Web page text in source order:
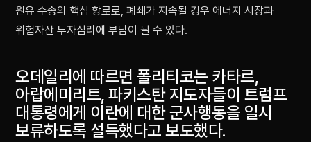
원유 수송의 핵심 항로로, 폐쇄가 지속될 경우 에너지 시장과
위험자산 투자심리에 부담이 될 수 있다.
오데일리에 따르면 폴리티코는 카타르,
아랍에미리트, 파키스탄 지도자들이 트럼프
대통령에게 이란에 대한 군사행동을 일시
보류하도록 설득했다고 보도했다.